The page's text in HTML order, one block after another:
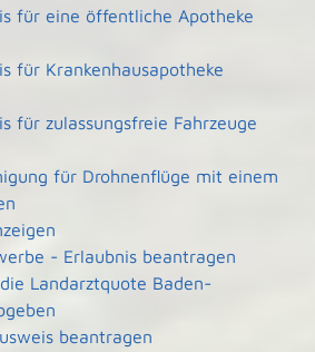
für eine öffentliche Apotheke
für Krankenhausapotheke
für zulassungsfreie Fahrzeuge
für Drohnenflüge mit einem
- Erlaubnis beantragen
Landarztquote Baden-
beantragen